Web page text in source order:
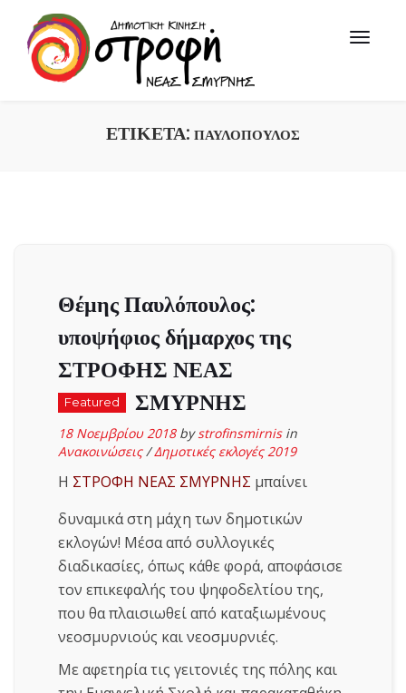
ΕΤΙΚΈΤΑ: ΠΑΥΛΌΠΟΥΛΟΣ
Θέμης Παυλόπουλος:
υποψήφιος δήμαρχος της
ΣΤΡΟΦΗΣ ΝΕΑΣ
ΣΜΥΡΝΗΣ
Featured
18 Νοεμβρίου 2018 bystrofinsmirnis in
Ανακοινώσεις/Δημοτικές εκλογές 2019
Η ΣΤΡΟΦΗ ΝΕΑΣ ΣΜΥΡΝΗΣ μπαίνει
δυναμικά στη μάχη των δημοτικών
εκλογών! Μέσα από συλλογικές
διαδικασίες, όπως κάθε φορά, αποφάσισε
τον επικεφαλής του ψηφοδελτίου της,
που θα πλαισιωθεί από καταξιωμένους
νεοσμυρνιούς και νεοσμυρνιές.
Με αφετηρία τις γειτονιές της πόλης και